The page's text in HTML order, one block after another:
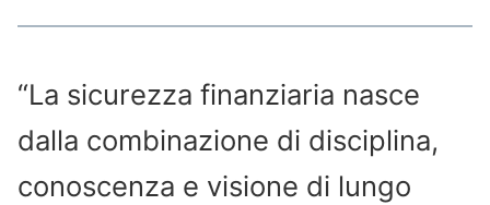
“La sicurezza finanziaria nasce
dalla combinazione di disciplina,
conoscenza e visione di lungo